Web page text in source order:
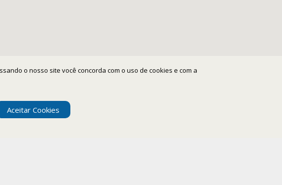
o nosso site você concorda com o uso de cookies e com a
Aceitar Cookies